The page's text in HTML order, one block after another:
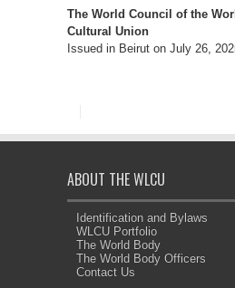
The World Council of the
Cultural Union
Issued in Beirut on July 26,
ABOUT THE WLCU
Identification and Bylaws
WLCU Portfolio
The World Body
The World Body Officers
Contact Us